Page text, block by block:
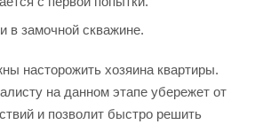
в замочной скважине.
насторожить хозяина квартиры.
на данном этапе убережет от
и позволит быстро решить